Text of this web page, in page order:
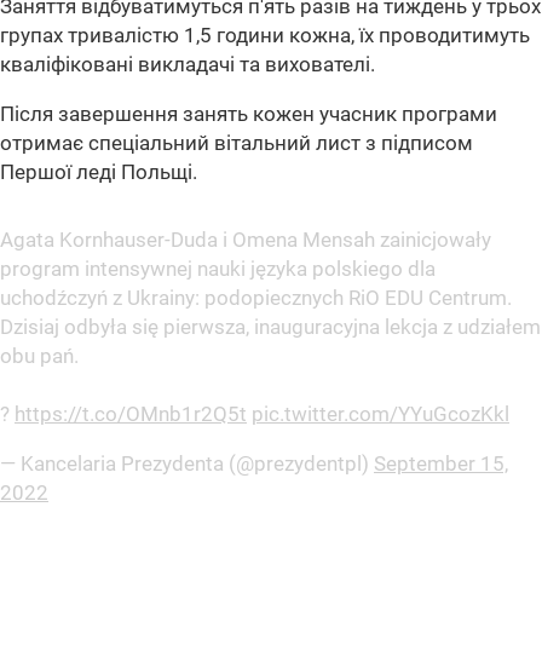
Заняття відбуватимуться п'ять разів на тиждень у трьох
групах тривалістю 1,5 години кожна, їх проводитимуть
кваліфіковані викладачі та вихователі.
Після завершення занять кожен учасник програми
отримає спеціальний вітальний лист з підписом
Першої леді Польщі.
Agata Kornhauser-Duda i Omena Mensah zainicjowały
program intensywnej nauki języka polskiego dla
uchodźczyń z Ukrainy: podopiecznych RiO EDU Centrum.
Dzisiaj odbyła się pierwsza, inauguracyjna lekcja z udziałem
obu pań.
?️ https://t.co/OMnb1r2Q5t pic.twitter.com/YYuGcozKkl
— Kancelaria Prezydenta (@prezydentpl) September 15,
2022